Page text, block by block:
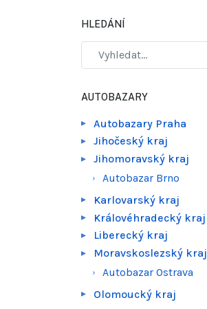
HLEDÁNÍ
AUTOBAZARY
Autobazary Praha
Jihočeský kraj
Jihomoravský kraj
Autobazar Brno
Karlovarský kraj
Královéhradecký kraj
Liberecký kraj
Moravskoslezský kraj
Autobazar Ostrava
Olomoucký kraj